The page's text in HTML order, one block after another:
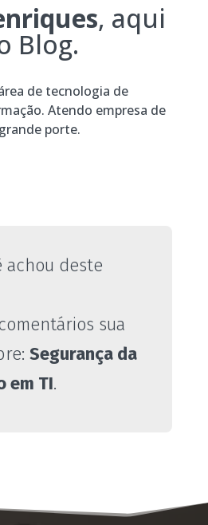
, aqui
Blog.
de tecnologia de
Atendo empresa de
porte.
achou deste
sua
Segurança da
em TI.